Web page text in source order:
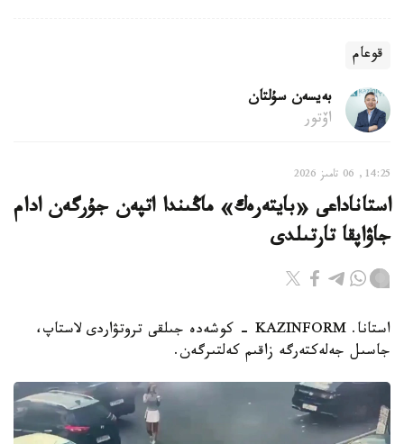
قوعام
بەيسەن سۇلتان
اۆتور
14:25, 06 تامىز 2026
استاناداعى «بايتەرەك» ماڭىندا اتپەن جۇرگەن ادام
جاۋاپقا تارتىلدى
استانا. KAZINFORM - كوشەدە جىلقى تروتۋاردى لاستاپ،
جاسىل جەلەكتەرگە زاقىم كەلتىرگەن.